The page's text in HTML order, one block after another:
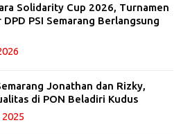
Solidarity Cup 2026, Turnamen
DPD PSI Semarang Berlangsung
Jonathan dan Rizky,
di PON Beladiri Kudus